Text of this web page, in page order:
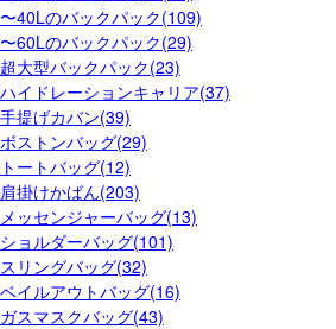
〜40Lのバックパック(109)
〜60Lのバックパック(29)
超大型バックパック(23)
ハイドレーションキャリア(37)
手提げカバン(39)
ボストンバッグ(29)
トートバッグ(12)
肩掛けかばん(203)
メッセンジャーバッグ(13)
ショルダーバッグ(101)
スリングバッグ(32)
ベイルアウトバッグ(16)
ガスマスクバッグ(43)